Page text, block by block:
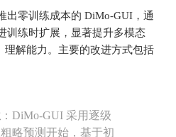
出零训练成本的 DiMo-GUI，通
训练时扩展，显著提升多模态
理解能力。主要的改进方式包括
：DiMo-GUI 采用逐级
略预测开始，基于初